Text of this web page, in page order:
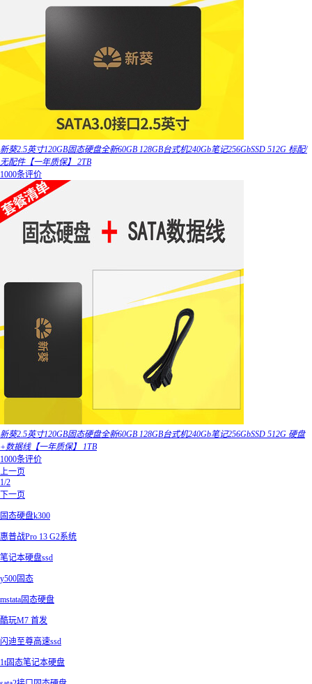
新葵2.5英寸120GB固态硬盘全新60GB 128GB台式机240Gb笔记256GbSSD 512G 标配/
无配件【一年质保】 2TB
1000条评价
新葵2.5英寸120GB固态硬盘全新60GB 128GB台式机240Gb笔记256GbSSD 512G 硬盘
+数据线【一年质保】 1TB
1000条评价
上一页
1/2
下一页
固态硬盘k300
惠普战Pro 13 G2系统
笔记本硬盘ssd
y500固态
mstata固态硬盘
酷玩M7 首发
闪迪至尊高速ssd
1t固态笔记本硬盘